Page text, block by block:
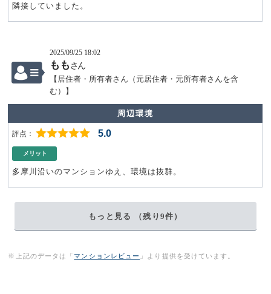
隣接していました。
2025/09/25 18:02
もも さん
【居住者・所有者さん（元居住者・元所有者さんを含
む）】
周辺環境
5.0
メリット
多摩川沿いのマンションゆえ、環境は抜群。
もっと見る （残り 9件）
※上記のデータは「マンションレビュー 」より提供を受けています。